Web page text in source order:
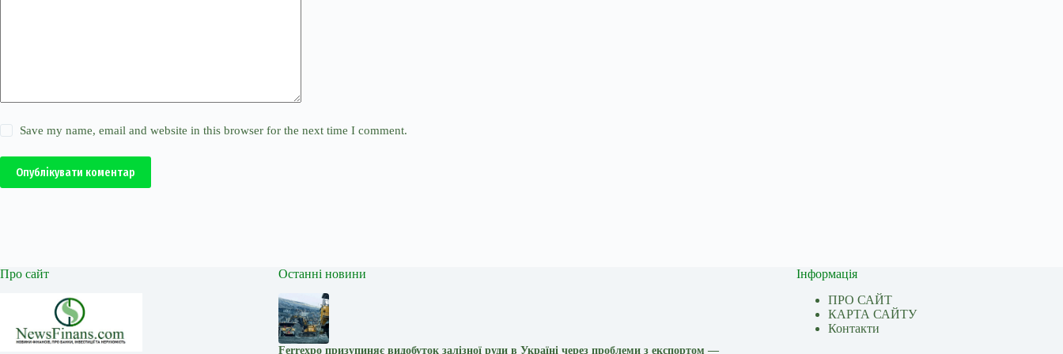
Save my name, email and website in this browser for the next time I comment.
Опублікувати коментар
Про сайт Останні новини
Ferrexpo призупиняє видобуток залізної руди в Україні через проблеми з експортом —
Інформація
ПРО САЙТ
КАРТА САЙТУ
Контакти